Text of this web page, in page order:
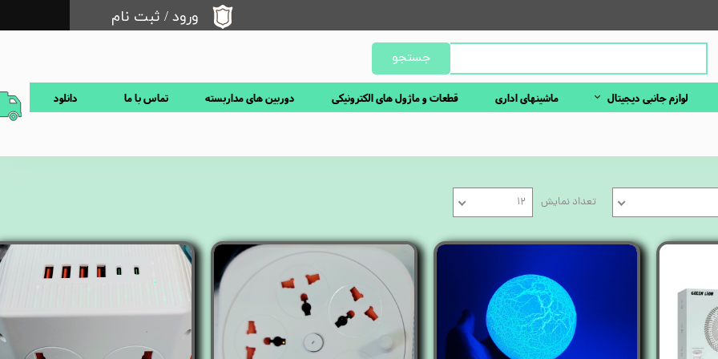
جستجو
لوازم جانبی دیجیتال ماشینهای اداری قطعات و ماژول های الکترونیکی دوربین های مداربسته تماس با ما دانلود
ورود / ثبت نام
سفارشات
تعداد نمایش ۱۲